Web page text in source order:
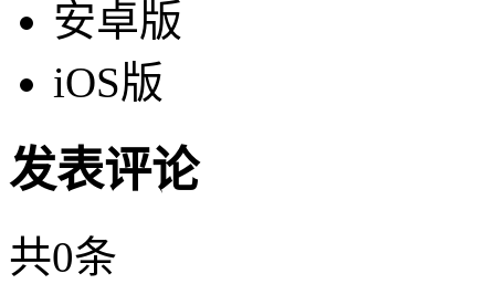
安卓版
iOS版
发表评论
共0条